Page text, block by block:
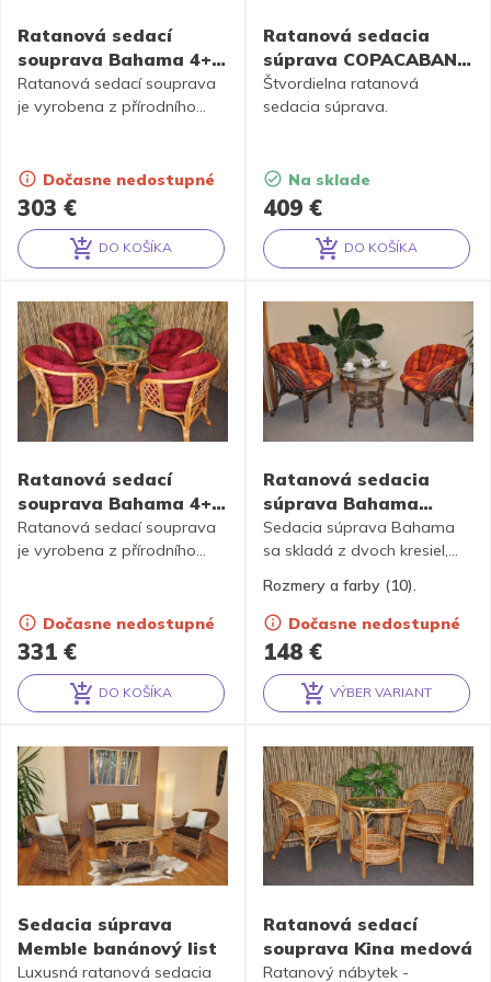
Ratanová sedací
souprava Bahama 4+1
medová, polstr okrový
303 €
Ratanová sedací souprava
je vyrobena z přírodního
výrobku,obsahuje 4 křesla a
stolek se sklem, kompletní
sadu polstrů vyrobených v
České republice
Dočasne nedostupné
DO KOŠÍKA
Ratanová sedacia
súprava COPACABANA
medová
409 €
Štvordielna ratanová
sedacia súprava.
Na sklade
DO KOŠÍKA
Ratanová sedací
souprava Bahama 4+1
medová, polstr MAXI
vínový
331 €
Ratanová sedací souprava
je vyrobena z přírodního
výrobku,obsahuje 4 křesla a
stolek se sklem, kompletní
sadu polstrů vyrobených v
České republice
Dočasne nedostupné
DO KOŠÍKA
Ratanová sedacia
súprava Bahama
hnedá 2+1, MAXI
podušky
148 €
Sedacia súprava Bahama
sa skladá z dvoch kresiel,
a kompletnej sady podušiek
v MAXI prevedení. Podušky
sú k dispozícii v 10 farbách.
Rozmery a farby (10).
Dočasne nedostupné
VÝBER VARIANT
Sedacia súprava
Memble banánový list
Luxusná ratanová sedacia
Ratanová sedací
souprava Kina medová
Ratanový nábytek -